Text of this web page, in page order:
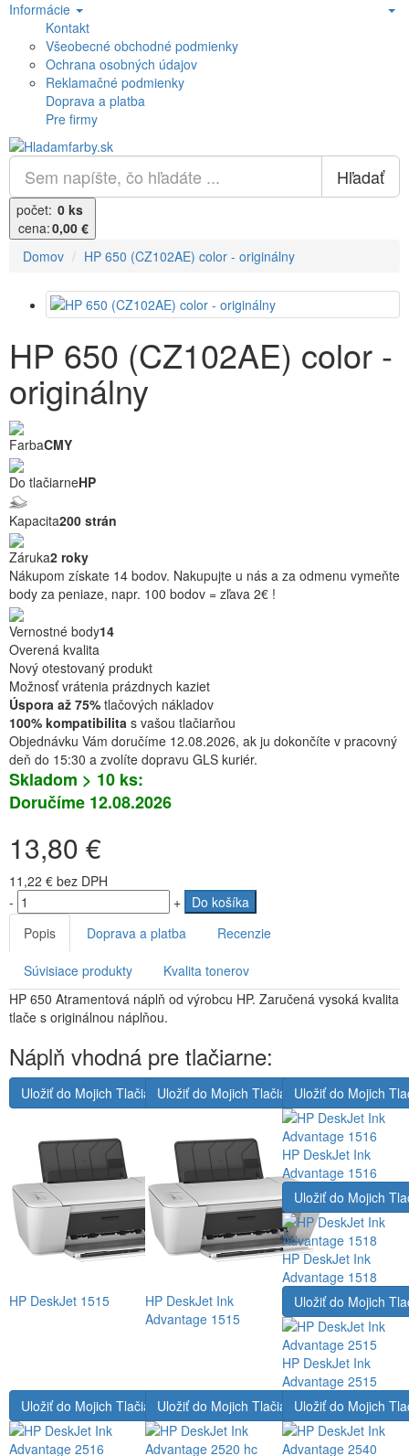
Informácie
Kontakt
Všeobecné obchodné podmienky
Ochrana osobných údajov
Reklamačné podmienky
Doprava a platba
Pre firmy
Hľadať
počet: 0 ks
cena:0,00 €
Domov
HP 650 (CZ102AE) color - originálny
HP 650 (CZ102AE) color -
originálny
FarbaCMY
Do tlačiarneHP
Kapacita200 strán
Záruka2 roky
Nákupom získate 14 bodov. Nakupujte u nás a za odmenu vymeňte
body za peniaze, napr. 100 bodov = zľava 2€ !
Vernostné body14
Overená kvalita
Nový otestovaný produkt
Možnosť vrátenia prázdnych kaziet
Úspora až 75% tlačových nákladov
100% kompatibilita s vašou tlačiarňou
Objednávku Vám doručíme 12.08.2026, ak ju dokončíte v pracovný
deň do 15:30 a zvolíte dopravu GLS kuriér.
Skladom > 10 ks:
Doručíme 12.08.2026
13,80 €
11,22 € bez DPH
-
+
Do košíka
Popis
Doprava a platba Recenzie
Súvisiace produkty
Kvalita tonerov
HP 650 Atramentová náplň od výrobcu HP. Zaručená vysoká kvalita
tlače s originálnou náplňou.
Náplň vhodná pre tlačiarne:
Uložiť do Mojich Tlačiarní
HP DeskJet 1515
Uložiť do Mojich Tlačiarní
HP DeskJet Ink
Advantage 1515
Uložiť do Mojich
HP DeskJet Ink
Advantage 1516
Uložiť do Mojich
HP DeskJet Ink
Advantage 1518
Uložiť do Mojich
HP DeskJet Ink
Advantage 2515
Uložiť do Mojich TlačiarníUložiť do Mojich TlačiarníUložiť do Mojich